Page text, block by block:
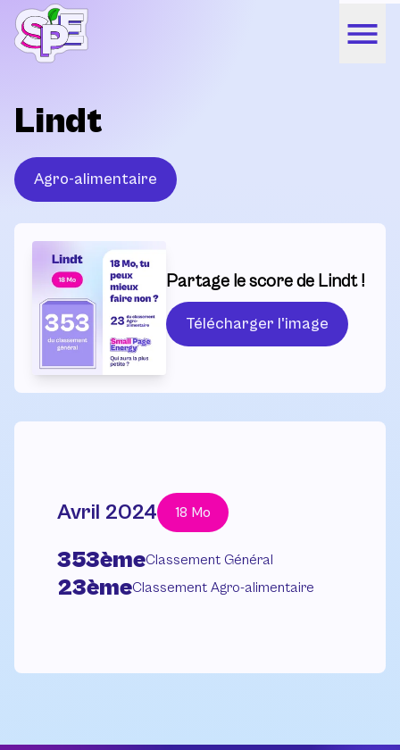
Lindt
Agro-alimentaire
Partage le score de Lindt !
Télécharger l'image
Avril 2024 18 Mo
353èmeClassement Général
23èmeClassement Agro-alimentaire